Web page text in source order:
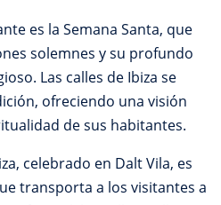
es la Semana Santa, que
solemnes y su profundo
Las calles de Ibiza se
ofreciendo una visión
de sus habitantes.
celebrado en Dalt Vila, es
transporta a los visitantes a